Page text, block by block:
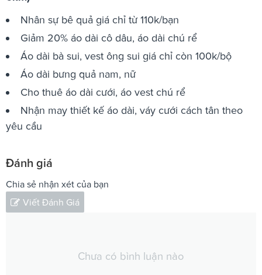
Nhân sự bê quả giá chỉ từ 110k/bạn
Giảm 20% áo dài cô dâu, áo dài chú rể
Áo dài bà sui, vest ông sui giá chỉ còn 100k/bộ
Áo dài bưng quả nam, nữ
Cho thuê áo dài cưới, áo vest chú rể
Nhận may thiết kế áo dài, váy cưới cách tân theo
yêu cầu
Đánh giá
Chia sẻ nhận xét của bạn
Viết Đánh Giá
Chưa có bình luận nào